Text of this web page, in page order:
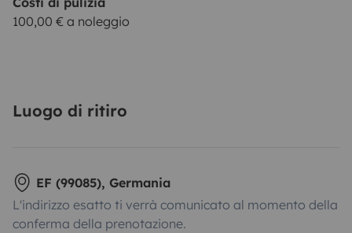
100,00 € a noleggio
Luogo di ritiro
EF (99085), Germania
L'indirizzo esatto ti verrà comunicato al momento della
conferma della prenotazione.